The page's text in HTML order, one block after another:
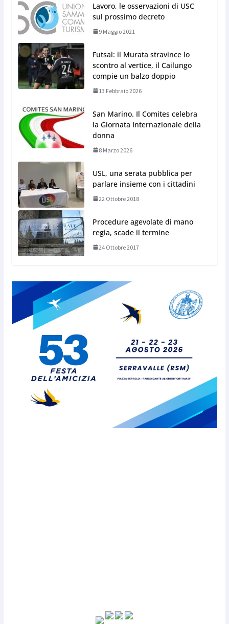
Lavoro, le osservazioni di USC
sul prossimo decreto
9 Maggio 2021
Futsal: il Murata stravince lo
scontro al vertice, il Cailungo
compie un balzo doppio
13 Febbraio 2026
San Marino. Il Comites celebra
la Giornata Internazionale della
donna
8 Marzo 2026
USL, una serata pubblica per
parlare insieme con i cittadini
22 Ottobre 2018
Procedure agevolate di mano
regia, scade il termine
24 Ottobre 2017